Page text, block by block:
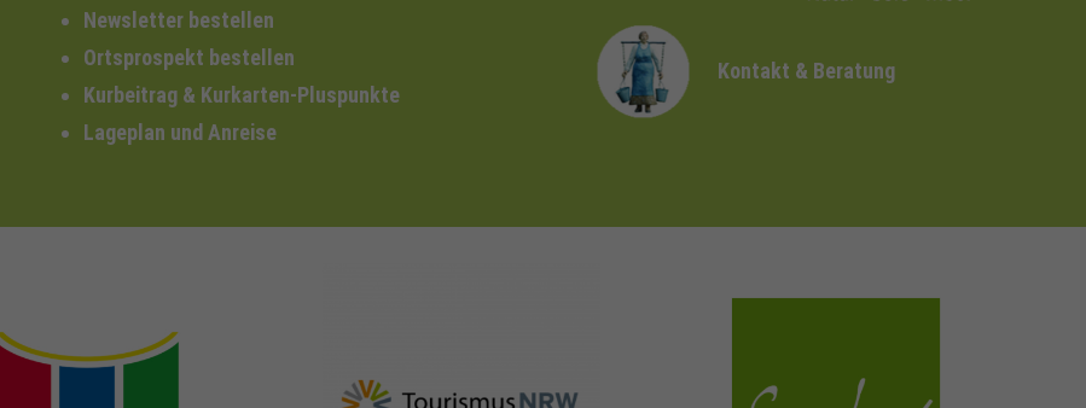
Newsletter bestellen
Ortsprospekt bestellen
Kurbeitrag & Kurkarten-Pluspunkte
Lageplan und Anreise
Kontakt & Beratung